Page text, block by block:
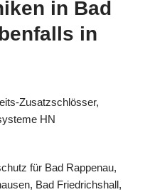
in Bad
in
Zusatzschlösser,
HN
für Bad Rappenau,
Bad Friedrichshall,